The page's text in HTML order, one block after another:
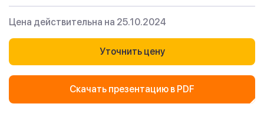
Цена действительна на 25.10.2024
Уточнить цену
Скачать презентацию в PDF